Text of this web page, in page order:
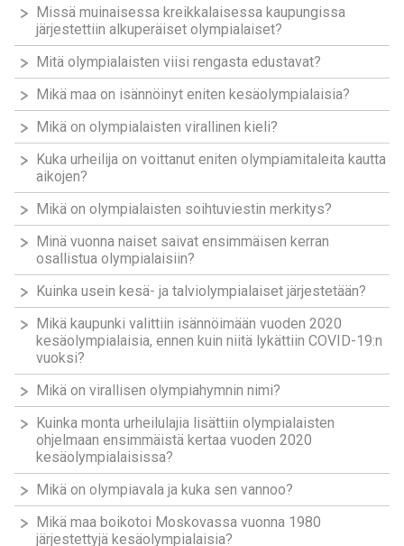
Missä muinaisessa kreikkalaisessa kaupungissa
järjestettiin alkuperäiset olympialaiset?
Mitä olympialaisten viisi rengasta edustavat?
Mikä maa on isännöinyt eniten kesäolympialaisia?
Mikä on olympialaisten virallinen kieli?
Kuka urheilija on voittanut eniten olympiamitaleita kautta
aikojen?
Mikä on olympialaisten soihtuviestin merkitys?
Minä vuonna naiset saivat ensimmäisen kerran
osallistua olympialaisiin?
Kuinka usein kesä- ja talviolympialaiset järjestetään?
Mikä kaupunki valittiin isännöimään vuoden 2020
kesäolympialaisia, ennen kuin niitä lykättiin COVID-19:n
vuoksi?
Mikä on virallisen olympiahymnin nimi?
Kuinka monta urheilulajia lisättiin olympialaisten
ohjelmaan ensimmäistä kertaa vuoden 2020
kesäolympialaisissa?
Mikä on olympiavala ja kuka sen vannoo?
Mikä maa boikotoi Moskovassa vuonna 1980
järjestettyjä kesäolympialaisia?